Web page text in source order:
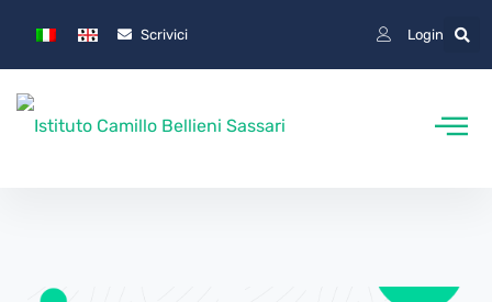
Scrivici Login